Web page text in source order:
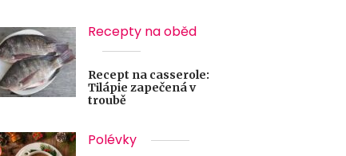
Recepty na oběd
Recept na casserole:
Tilápie zapečená v
troubě
Polévky